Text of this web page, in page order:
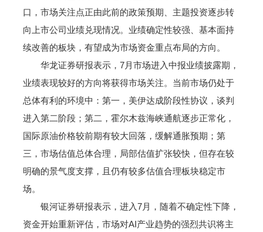
口，市场关注点正由此前的政策预期、主题投资逐步转
向上市公司业绩兑现情况。业绩确定性较强、基本面持
续改善的板块，有望成为市场资金重点布局的方向。
华龙证券研报表示，7月市场进入中报业绩披露期，
业绩表现较好的方向将获得市场关注。当前市场仍处于
总体有利的环境中：第一，美伊达成阶段性协议，谈判
进入第二阶段；第二，霍尔木兹海峡通航逐步正常化，
国际原油价格较前期有较大回落，缓解通胀预期；第
三，市场估值总体合理，局部估值扩张较快，但存在较
明确的景气度支撑，且仍有较多估值合理板块稳定市
场。
银河证券研报表示，进入7月，随着不确定性下降，
资金开始重新评估，市场对AI产业趋势的强烈共识将主